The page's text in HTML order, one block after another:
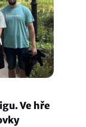
Ve hře